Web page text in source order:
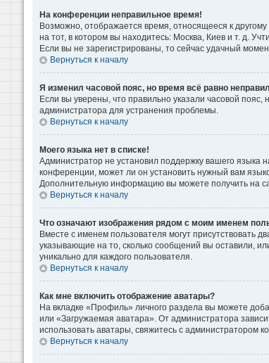
На конференции неправильное время!
Возможно, отображается время, относящееся к
на тот, в котором вы находитесь: Москва, Киев и т. д.
Если вы не зарегистрированы, то сейчас удачный
Вернуться к началу
Я изменил часовой пояс, но время всё равно
Если вы уверены, что правильно указали часовой
администратора для устранения проблемы.
Вернуться к началу
Моего языка нет в списке!
Администратор не установил поддержку вашего языка
конференции, может ли он установить нужный вам
Дополнительную информацию вы можете получить на
Вернуться к началу
Что означают изображения рядом с моим именем
Вместе с именем пользователя могут присутствовать
указывающие на то, сколько сообщений вы оставили,
уникально для каждого пользователя.
Вернуться к началу
Как мне включить отображение аватары?
На вкладке «Профиль» личного раздела вы можете
или «Загружаемая аватара». От администратора
использовать аватары, свяжитесь с администратором
Вернуться к началу